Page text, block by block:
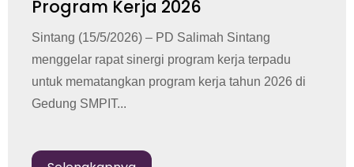
Program Kerja 2026
Sintang (15/5/2026) – PD Salimah Sintang
menggelar rapat sinergi program kerja terpadu
untuk mematangkan program kerja tahun 2026 di
Gedung SMPIT...